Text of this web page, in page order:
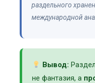
раздельного
международной
Вывод:
не фантазия, а